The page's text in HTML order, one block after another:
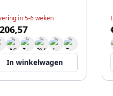
in 5-6 weken
In winkelwagen